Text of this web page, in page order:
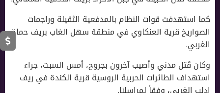
كما استهدفت قوات النظام بالمدفعية الثقيلة وراجمات
الصواريخ قرية العنكاوي في منطقة سهل الغاب بريف حماة
الغربي.
وكان قُتل مدني وأصيب آخرون بجروح، أمس السبت، جراء
استهداف الطائرات الحربية الروسية قرية الكندة في ريف